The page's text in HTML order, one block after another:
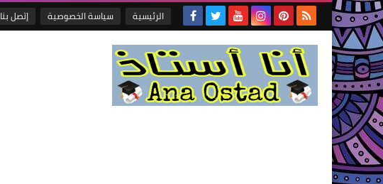
الرئيسية سياسة الخصوصية إتصل بنا